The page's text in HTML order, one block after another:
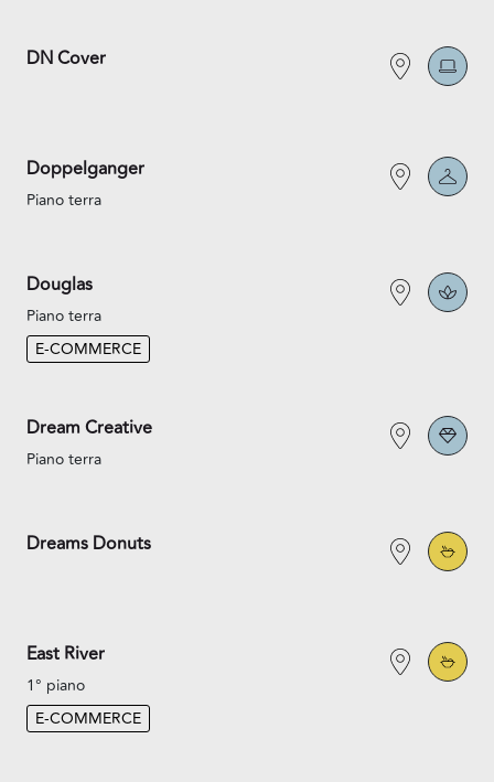
DN Cover
Doppelganger
Piano terra
Douglas
Piano terra
E-COMMERCE
Dream Creative
Piano terra
Dreams Donuts
East River
1° piano
E-COMMERCE